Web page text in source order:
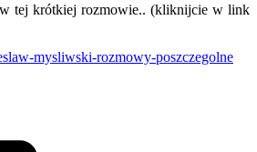
w tej krótkiej rozmowie.. (kliknijcie w link
mysliwski-rozmowy-poszczegolne